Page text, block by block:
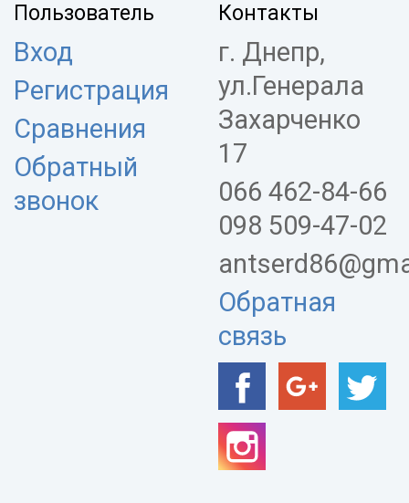
Пользователь
Вход
Регистрация
Сравнения
Обратный
звонок
Контакты
г. Днепр,
ул.Генерала
Захарченко
17
066 462-84-66
098 509-47-02
Обратная
связь